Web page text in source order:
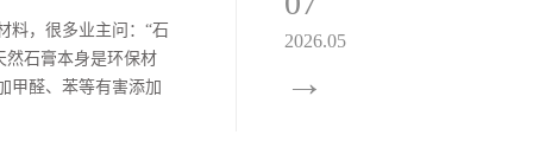
料，很多业主问：“石
然石膏本身是环保材
甲醛、苯等有害添加
2026.05
→